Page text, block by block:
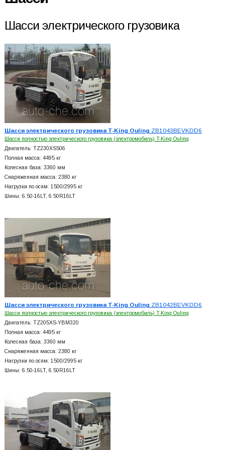
Шасси электрического грузовика
Шасси электрического грузовика T-King Ouling ZB1043BEVKDD6
Шасси полностью электрического грузовика (электромобиль) T-King Ouling
Двигатель: TZ230XS506
Полная масса: 4495 кг
Колесная база: 3360 мм
Снаряженная масса: 2380 кг
Нагрузки по осям: 1500/2995 кг
Шины: 6.50-16LT, 6.50R16LT
Шасси электрического грузовика T-King Ouling ZB1042BEVKDD6
Шасси полностью электрического грузовика (электромобиль) T-King Ouling
Двигатель: TZ205XS-YBM320
Полная масса: 4495 кг
Колесная база: 3360 мм
Снаряженная масса: 2380 кг
Нагрузки по осям: 1500/2995 кг
Шины: 6.50-16LT, 6.50R16LT